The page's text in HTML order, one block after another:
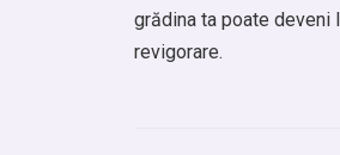
grădina ta poate deveni
revigorare.